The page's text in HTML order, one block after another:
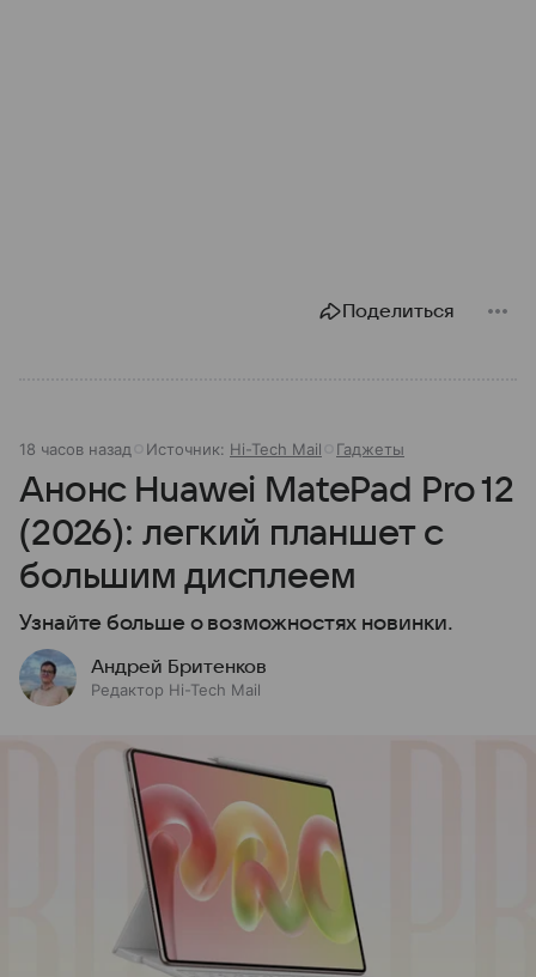
Поделиться
18 часов назад Источник: Hi-Tech Mail Гаджеты
Анонс Huawei MatePad Pro 12
(2026): легкий планшет с
большим дисплеем
Узнайте больше о возможностях новинки.
Андрей Бритенков
Редактор Hi-Tech Mail